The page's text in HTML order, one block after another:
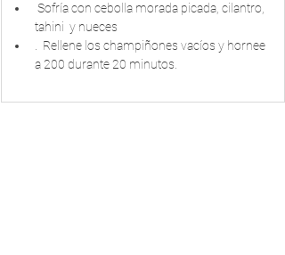
tahini  y nueces
.  Rellene los champiñones vacíos y hornee
a 200 durante 20 minutos.